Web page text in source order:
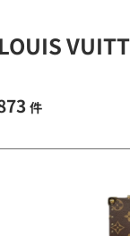
LOUIS
件